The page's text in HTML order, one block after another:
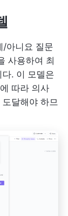
/아니요 질문
사용하여 최
. 이 모델은
따라 의사
달해야 하므